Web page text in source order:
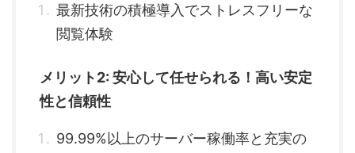
最新技術の積極導入でストレスフリーな
閲覧体験
メリット2: 安心して任せられる！高い安定
性と信頼性
99.99%以上のサーバー稼働率と充実の